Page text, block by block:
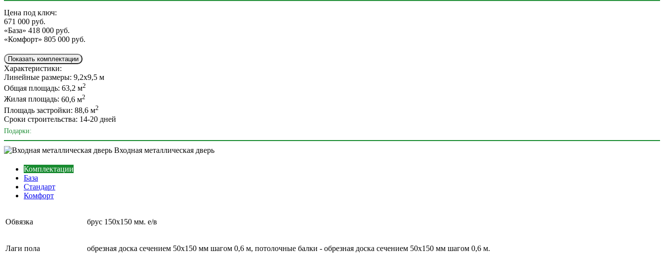
Цена под ключ:
671 000 руб.
«База» 418 000 руб.
«Комфорт» 805 000 руб.
Показать комплектации
Характеристики:
Линейные размеры: 9,2х9,5 м
Общая площадь: 63,2 м2
Жилая площадь: 60,6 м2
Площадь застройки: 88,6 м2
Сроки строительства: 14-20 дней
Подарки:
Входная металлическая дверь
Комплектации
База
Стандарт
Комфорт
Обвязка брус 150х150 мм. е/в
Лаги пола обрезная доска сечением 50х150 мм шагом 0,6 м, потолочные балки - обрезная доска сечением 50х150 мм шагом 0,6 м.